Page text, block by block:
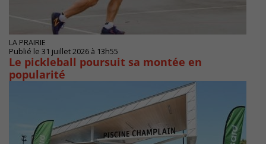
LA PRAIRIE
Publié le 31 juillet 2026 à 13h55
Le pickleball poursuit sa montée en
popularité